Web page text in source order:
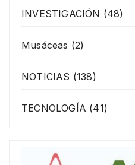
INVESTIGACIÓN (48)
Musáceas (2)
NOTICIAS (138)
TECNOLOGÍA (41)